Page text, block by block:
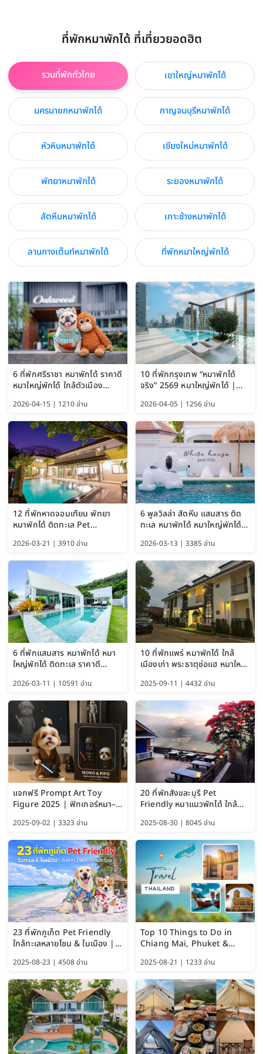
ที่พักหมาพักได้ ที่เที่ยวยอดฮิต
รวมที่พักทั่วไทย เขาใหญ่หมาพักได้
นครนายกหมาพักได้ กาญจนบุรีหมาพักได้
หัวหินหมาพักได้ เชียงใหม่หมาพักได้
พัทยาหมาพักได้ ระยองหมาพักได้
สัตหีบหมาพักได้ เกาะช้างหมาพักได้
ลานกางเต็นท์หมาพักได้ ที่พักหมาใหญ่พักได้
6 ที่พักศรีราชา หมาพักได้ ราคาดี
หมาใหญ่พักได้ ใกล้ตัวเมือง
2026-04-15 | 1210 อ่าน
10 ที่พักกรุงเทพ “หมาพักได้
จริง” 2569 หมาใหญ่พักได้ |
Bangkok อัปเดตล่าสุด
2026-04-05 | 1256 อ่าน
12 ที่พักหาดจอมเทียน พัทยา
หมาพักได้ ติดทะเล Pet
พักได้ อัปเดต 2569
2026-03-21 | 3910 อ่าน
6 พูลวิลล่า สัตหีบ แสมสาร ติด
ทะเล หมาพักได้ หมาใหญ่พักได้
2026-03-13 | 3385 อ่าน
6 ที่พักแสมสาร หมาพักได้ หมา
ใหญ่พักได้ ติดทะเล ราคาดี
2026-03-11 | 10591 อ่าน
10 ที่พักแพร่ หมาพักได้ ใกล้
เมืองเก่า พระธาตุช่อแฮ หมาใหญ่
2025-09-11 | 4432 อ่าน
แจกฟรี Prompt Art Toy
Figure 2025 | ฟิกเกอร์หมา–
ChatGPT และ Gemini
2025-09-02 | 3323 อ่าน
20 ที่พักสังขละบุรี Pet
Friendly หมาแมวพักได้ ใกล้
2025-08-30 | 8045 อ่าน
23 ที่พักภูเก็ต Pet Friendly
ใกล้ทะเลหลายโซน & ในเมือง |
2025-08-23 | 4508 อ่าน
Top 10 Things to Do in
Chiang Mai, Phuket &
Guide 2025)
2025-08-21 | 1233 อ่าน